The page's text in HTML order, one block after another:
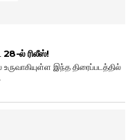
ல் ரிலீஸ்!
இந்த திரைப்படத்தில்